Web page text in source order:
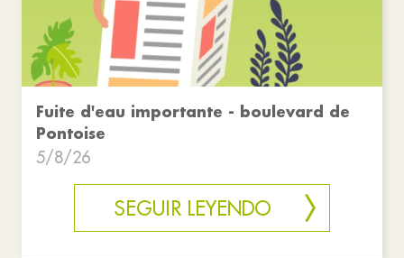
Fuite d'eau importante - boulevard de
Pontoise
5/8/26
SEGUIR LEYENDO